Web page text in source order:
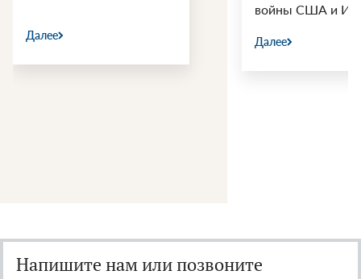
Далее
войны США и
Далее
Напишите нам или позвоните